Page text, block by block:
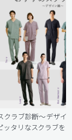
クラブ診断〜デザイ
ッタリなスクラブを